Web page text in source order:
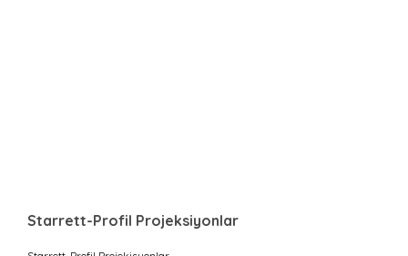
Starrett-Profil Projeksiyonlar